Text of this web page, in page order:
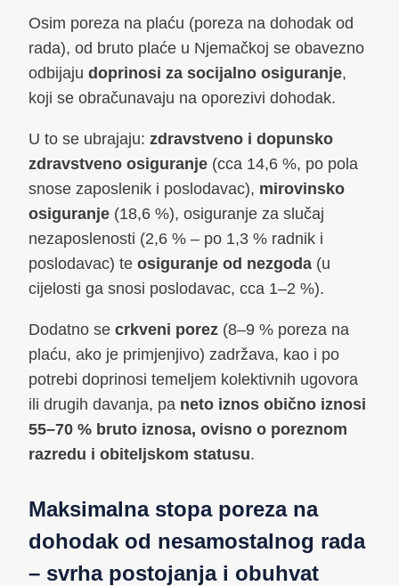
Osim poreza na plaću (poreza na dohodak od
rada), od bruto plaće u Njemačkoj se obavezno
odbijaju doprinosi za socijalno osiguranje,
koji se obračunavaju na oporezivi dohodak.
U to se ubrajaju: zdravstveno i dopunsko
zdravstveno osiguranje (cca 14,6 %, po pola
snose zaposlenik i poslodavac), mirovinsko
osiguranje (18,6 %), osiguranje za slučaj
nezaposlenosti (2,6 % – po 1,3 % radnik i
poslodavac) te osiguranje od nezgoda (u
cijelosti ga snosi poslodavac, cca 1–2 %).
Dodatno se crkveni porez (8–9 % poreza na
plaću, ako je primjenjivo) zadržava, kao i po
potrebi doprinosi temeljem kolektivnih ugovora
ili drugih davanja, pa neto iznos obično iznosi
55–70 % bruto iznosa, ovisno o poreznom
razredu i obiteljskom statusu.
Maksimalna stopa poreza na
dohodak od nesamostalnog rada
– svrha postojanja i obuhvat